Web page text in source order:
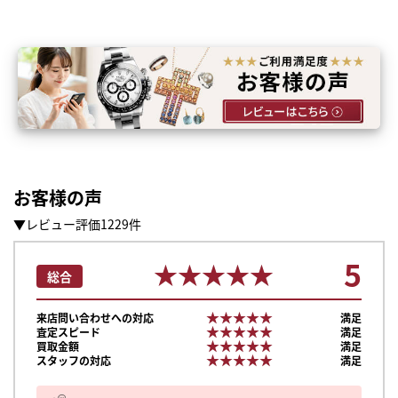
お客様の声
▼レビュー評価1229件
総合 ★★★★★
★★★★★ 5
来店問い合わせへの対応 ★★★★★
★★★★★
満足
査定スピード
★★★★★
★★★★★
満足
買取金額
★★★★★
★★★★★
満足
スタッフの対応
★★★★★
★★★★★ 満足